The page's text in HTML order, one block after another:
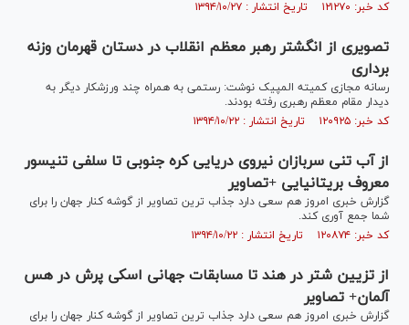
کد خبر: ۱۲۱۲۷۰ تاریخ انتشار : ۱۳۹۴/۱۰/۲۷
تصویری از انگشتر رهبر معظم انقلاب در دستان قهرمان وزنه
برداری
رسانه مجازی کمیته المپیک نوشت: رستمی به همراه چند ورزشکار دیگر به
دیدار مقام معظم رهبری رفته بودند.
کد خبر: ۱۲۰۹۲۵ تاریخ انتشار : ۱۳۹۴/۱۰/۲۲
از آب تنی سربازان نیروی دریایی کره جنوبی تا سلفی تنیسور
معروف بریتانیایی +تصاویر
گزارش خبری امروز هم سعی دارد جذاب ترین تصاویر از گوشه کنار جهان را برای
شما جمع آوری کند.
کد خبر: ۱۲۰۸۷۴ تاریخ انتشار : ۱۳۹۴/۱۰/۲۲
از تزیین شتر در هند تا مسابقات جهانی اسکی پرش در هس
آلمان+ تصاویر
گزارش خبری امروز هم سعی دارد جذاب ترین تصاویر از گوشه کنار جهان را برای